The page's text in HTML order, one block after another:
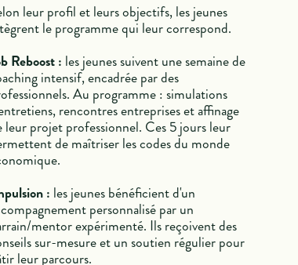
leur profil et leurs objectifs, les jeunes
le programme qui leur correspond.
Reboost : les jeunes suivent une semaine de
intensif, encadrée par des
Au programme : simulations
rencontres entreprises et affinage
leur projet professionnel. Ces 5 jours leur
de maîtriser les codes du monde
: les jeunes bénéficient d'un
personnalisé par un
mentor expérimenté. Ils reçoivent des
sur-mesure et un soutien régulier pour
leur parcours.